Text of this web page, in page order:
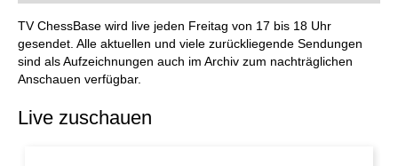
individueller als je zuvor.
TV ChessBase wird live jeden Freitag von 17 bis 18 Uhr
gesendet. Alle aktuellen und viele zurückliegende Sendungen
sind als Aufzeichnungen auch im Archiv zum nachträglichen
Anschauen verfügbar.
Live zuschauen